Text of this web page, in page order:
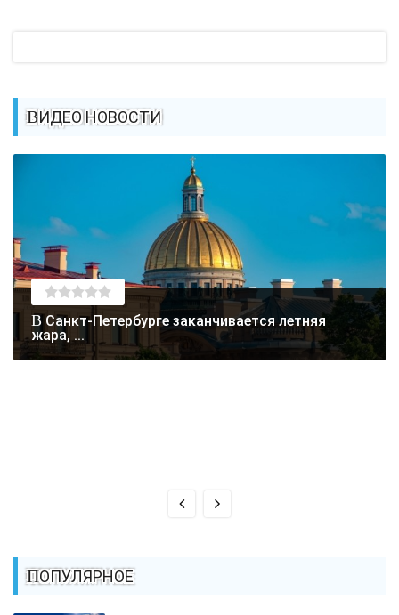
ВИДЕО НОВОСТИ
В Санкт-Петербурге заканчивается летняя
жара, ...
ПОПУЛЯРНОЕ